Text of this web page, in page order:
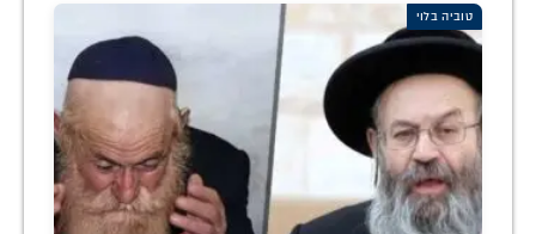
טוביה בלוי